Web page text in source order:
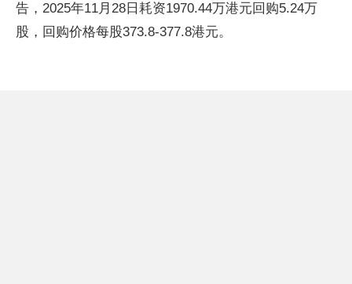
告，2025年11月28日耗资1970.44万港元回购5.24万
股，回购价格每股373.8-377.8港元。